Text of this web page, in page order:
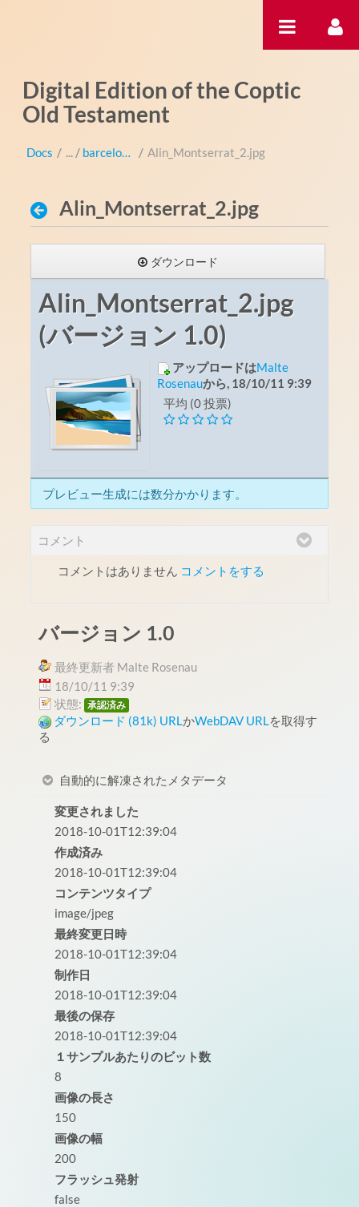
Digital Edition of the Coptic
Old Testament
Docs / barcelona-montserrat / Alin_Montserrat_2.jpg
Alin_Montserrat_2.jpg
ダウンロード
Alin_Montserrat_2.jpg
(バージョン 1.0)
アップロードはMalte
Rosenauから, 18/10/11 9:39
平均 (0 投票)
プレビュー生成には数分かかります。
コメント
コメントはありません コメントをする
バージョン 1.0
最終更新者 Malte Rosenau
18/10/11 9:39
状態: 承認済み
ダウンロード (81k) URLかWebDAV URLを取得す
る
自動的に解凍されたメタデータ
変更されました
2018-10-01T12:39:04
作成済み
2018-10-01T12:39:04
コンテンツタイプ
image/jpeg
最終変更日時
2018-10-01T12:39:04
制作日
2018-10-01T12:39:04
最後の保存
2018-10-01T12:39:04
１サンプルあたりのビット数
8
画像の長さ
150
画像の幅
200
フラッシュ発射
false